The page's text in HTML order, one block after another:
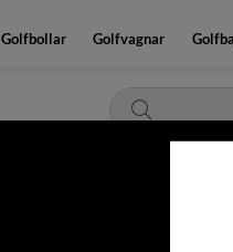
Golfbollar Golfvagnar